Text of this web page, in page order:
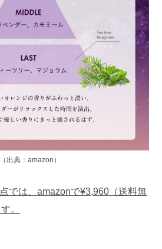
（出典：amazon）
では、amazonで¥3,960（送料無
。